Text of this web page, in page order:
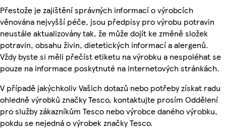
Přestože je zajištění správných informací o výrobcích
věnována nejvyšší péče, jsou předpisy pro výrobu potravin
neustále aktualizovány tak, že může dojít ke změně složek
potravin, obsahu živin, dietetických informací a alergenů.
Vždy byste si měli přečíst etiketu na výrobku a nespoléhat se
pouze na informace poskytnuté na internetových stránkách.
V případě jakýchkoliv Vašich dotazů nebo potřeby získat radu
ohledně výrobků značky Tesco, kontaktujte prosím Oddělení
pro služby zákazníkům Tesco nebo výrobce daného výrobku,
pokdu se nejedná o výrobek značky Tesco.